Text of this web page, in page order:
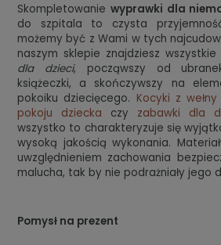
Skompletowanie wyprawki dla
do szpitala to czysta
możemy być z Wami w tych
naszym sklepie znajdziesz
dla dzieci, począwszy od
książeczki, a skończywszy na
pokoiku dziecięcego. Kocyki z
pokoju dziecka czy zabawki dla
wszystko to charakteryzuje się
wysoką jakością wykonania.
uwzględnieniem zachowania
malucha, tak by nie podrażniały jego
Pomysł na prezent